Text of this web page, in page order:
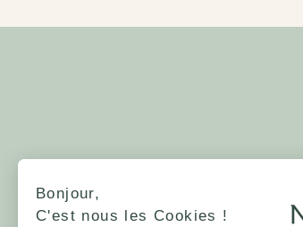
Qui sommes-nous?
Notre mission
Les
Bonjour,
C'est nous les Cookies !